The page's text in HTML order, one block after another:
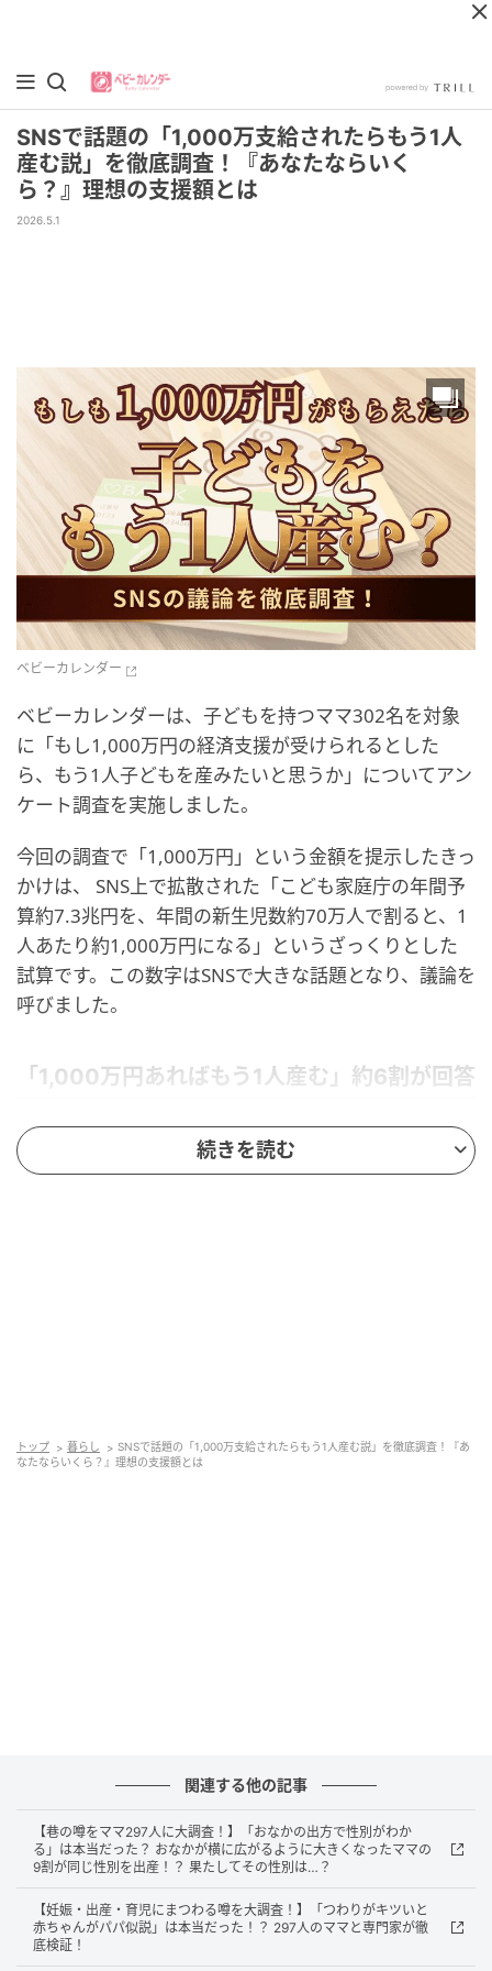
SNSで話題の「1,000万支給されたらもう1人
産む説」を徹底調査！『あなたならいく
ら？』理想の支援額とは
2026.5.1
ベビーカレンダー
ベビーカレンダーは、子どもを持つママ302名を対象
に「もし1,000万円の経済支援が受けられるとした
ら、もう1人子どもを産みたいと思うか」についてアン
ケート調査を実施しました。
今回の調査で「1,000万円」という金額を提示したきっ
かけは、 SNS上で拡散された「こども家庭庁の年間予
算約7.3兆円を、年間の新生児数約70万人で割ると、1
人あたり約1,000万円になる」というざっくりとした
試算です。この数字はSNSで大きな話題となり、議論を
呼びました。
「1,000万円あればもう1人産む」約6割が回答
続きを読む
トップ 暮らし
SNSで話題の「1,000万支給されたらもう1人産む説」を徹底調査！『あ
なたならいくら？』理想の支援額とは
関連する他の記事
【巷の噂をママ297人に大調査！】「おなかの出方で性別がわか
る」は本当だった？ おなかが横に広がるように大きくなったママの
9割が同じ性別を出産！？ 果たしてその性別は…？
【妊娠・出産・育児にまつわる噂を大調査！】「つわりがキツいと
赤ちゃんがパパ似説」は本当だった！？ 297人のママと専門家が徹
底検証！